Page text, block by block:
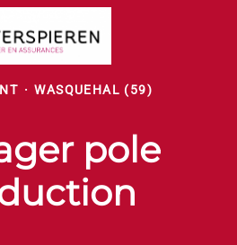
· WASQUEHAL (59)
pole